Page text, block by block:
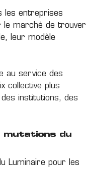
les entreprises
le marché de trouver
leur modèle
au service des
collective plus
institutions, des
mutations du
Luminaire pour les